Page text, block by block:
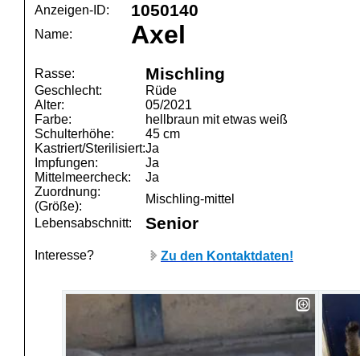
Anzeigen-ID: 1050140
Name: Axel
Rasse: Mischling
Geschlecht:
Rüde
Alter:
05/2021
Farbe:
hellbraun mit etwas weiß
Schulterhöhe:
45 cm
Kastriert/Sterilisiert:Ja
Impfungen:
Ja
Mittelmeercheck:
Ja
Zuordnung:
(Größe):
Mischling-mittel
Lebensabschnitt:
Senior
Interesse? Zu den Kontaktdaten!